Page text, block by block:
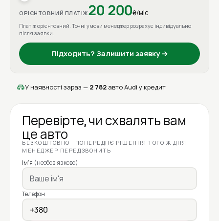
ОРІЄНТОВНИЙ ПЛАТІЖ20 200₴/міс
Платіж орієнтовний. Точні умови менеджер розрахує індивідуально
після заявки.
Підходить? Залишити заявку →
У наявності зараз — 2 782 авто Audi у кредит
Перевірте, чи схвалять вам
це авто
БЕЗКОШТОВНО · ПОПЕРЕДНЄ РІШЕННЯ ТОГО Ж ДНЯ ·
МЕНЕДЖЕР ПЕРЕДЗВОНИТЬ
Ім'я (необов'язково)
Телефон